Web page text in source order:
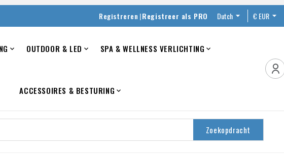
Registreren |Registreer als PRO Dutch  € EUR 
 OUTDOOR & LED  SPA & WELLNESS VERLICHTING 
ACCESSOIRES & BESTURING 
Zoekopdracht